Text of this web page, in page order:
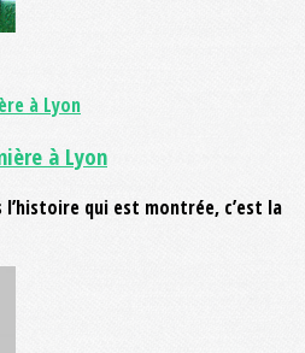
à Lyon
l’histoire qui est montrée, c’est la